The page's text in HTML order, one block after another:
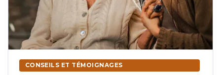
CONSEILS ET TÉMOIGNAGES